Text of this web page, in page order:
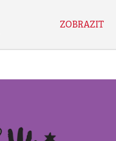
ZOBRAZIT